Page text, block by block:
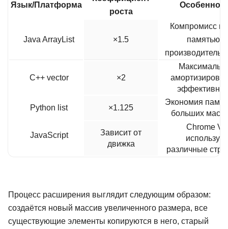
Язык/Платформа
роста
Java ArrayList ×1.5
Компромисс
памятью и
C++ vector ×2
Python list ×1.125
Экономия
больших
JavaScript
Зависит от
движка
Chrome V8
использует
различные
Процесс расширения выглядит следующим образом:
создаётся новый массив увеличенного размера, все
существующие элементы копируются в него, старый